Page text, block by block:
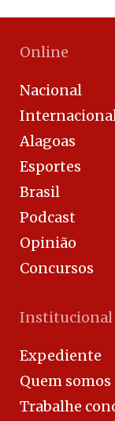
Online
Nacional
Alagoas
Esportes
Brasil
Podcast
Opinião
Concursos
Institucional
Expediente
Quem somos
Trabalhe